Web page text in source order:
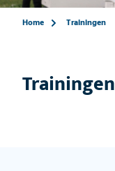
Home Trainingen
Trainingen